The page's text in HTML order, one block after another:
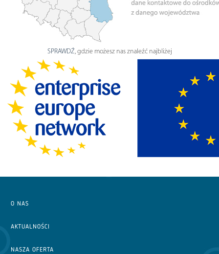
SPRAWDŹ, gdzie możesz nas znaleźć najbliżej
O NAS
AKTUALNOŚCI
NASZA OFERTA